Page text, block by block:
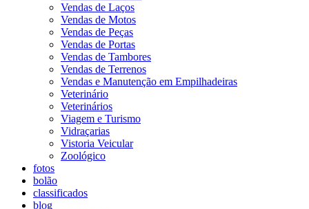
Vendas de Laços
Vendas de Motos
Vendas de Peças
Vendas de Portas
Vendas de Tambores
Vendas de Terrenos
Vendas e Manutenção em Empilhadeiras
Veterinário
Veterinários
Viagem e Turismo
Vidraçarias
Vistoria Veicular
Zoológico
fotos
bolão
classificados
blog